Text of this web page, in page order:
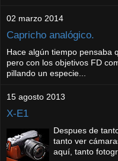
02 marzo 2014
Capricho analógico.
Hace algún tiempo pensaba
pero con los objetivos FD
pillando un especie...
15 agosto 2013
X-E1
Despues de
tanto ver
aquí, tanto